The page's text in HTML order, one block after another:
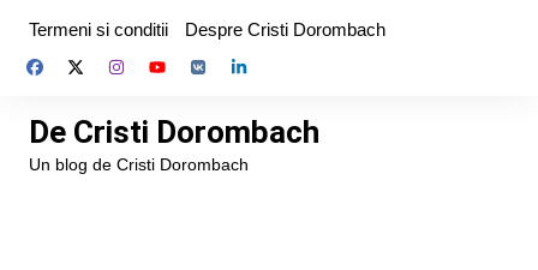
content
Termeni si conditii Despre Cristi Dorombach
De Cristi Dorombach
Un blog de Cristi Dorombach